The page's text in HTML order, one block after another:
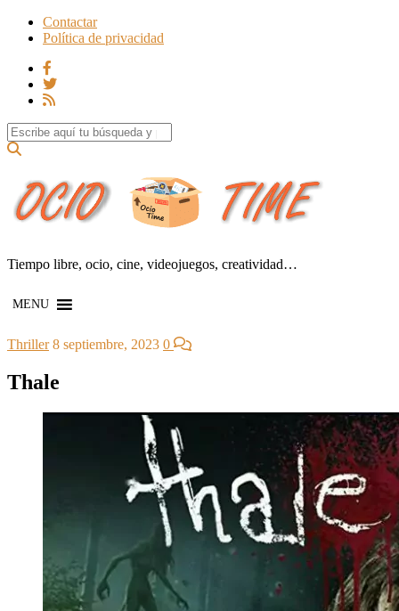
Contactar
Política de privacidad
Search for:
Tiempo libre, ocio, cine, videojuegos, creatividad…
MENU
Thriller 8 septiembre, 2023 0
Thale